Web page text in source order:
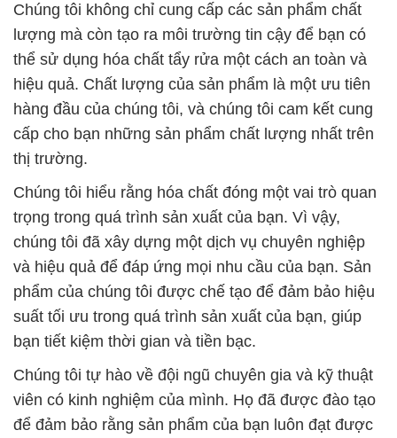
Chúng tôi không chỉ cung cấp các sản phẩm chất
lượng mà còn tạo ra môi trường tin cậy để bạn có
thể sử dụng hóa chất tẩy rửa một cách an toàn và
hiệu quả. Chất lượng của sản phẩm là một ưu tiên
hàng đầu của chúng tôi, và chúng tôi cam kết cung
cấp cho bạn những sản phẩm chất lượng nhất trên
thị trường.
Chúng tôi hiểu rằng hóa chất đóng một vai trò quan
trọng trong quá trình sản xuất của bạn. Vì vậy,
chúng tôi đã xây dựng một dịch vụ chuyên nghiệp
và hiệu quả để đáp ứng mọi nhu cầu của bạn. Sản
phẩm của chúng tôi được chế tạo để đảm bảo hiệu
suất tối ưu trong quá trình sản xuất của bạn, giúp
bạn tiết kiệm thời gian và tiền bạc.
Chúng tôi tự hào về đội ngũ chuyên gia và kỹ thuật
viên có kinh nghiệm của mình. Họ đã được đào tạo
để đảm bảo rằng sản phẩm của bạn luôn đạt được